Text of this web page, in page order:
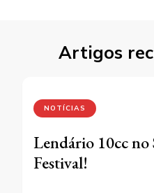
Artigos
NOTÍCIAS
Lendário 10cc no
Festival!